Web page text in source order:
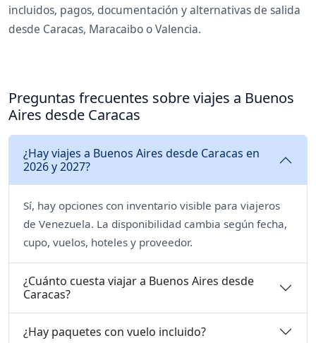
incluidos, pagos, documentación y alternativas de salida
desde Caracas, Maracaibo o Valencia.
Preguntas frecuentes sobre viajes a Buenos
Aires desde Caracas
¿Hay viajes a Buenos Aires desde Caracas en
2026 y 2027?
Sí, hay opciones con inventario visible para viajeros
de Venezuela. La disponibilidad cambia según fecha,
cupo, vuelos, hoteles y proveedor.
¿Cuánto cuesta viajar a Buenos Aires desde
Caracas?
¿Hay paquetes con vuelo incluido?